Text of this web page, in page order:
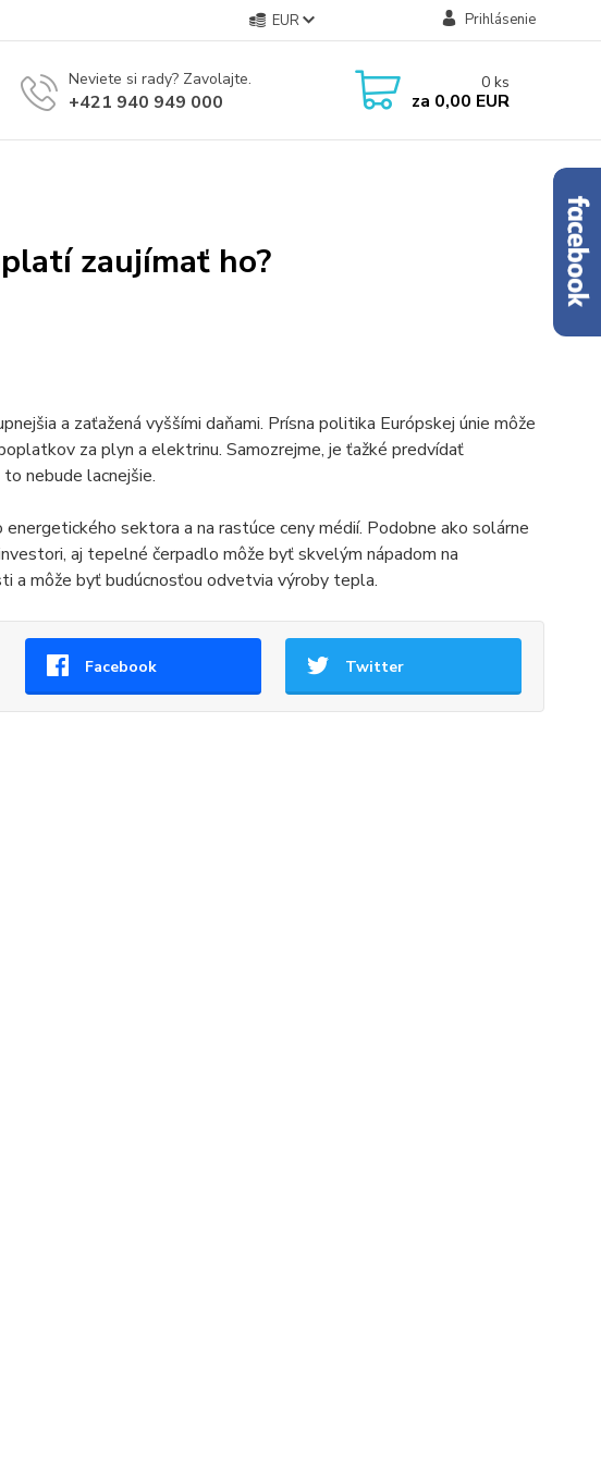
EUR Prihlásenie
Neviete si rady? Zavolajte.
+421 940 949 000
0 ks
za 0,00 EUR
zaujímať ho?
a zaťažená vyššími daňami. Prísna politika Európskej únie môže
za plyn a elektrinu. Samozrejme, je ťažké predvídať
nebude lacnejšie.
sektora a na rastúce ceny médií. Podobne ako solárne
aj tepelné čerpadlo môže byť skvelým nápadom na
a môže byť budúcnosťou odvetvia výroby tepla.
Facebook Twitter